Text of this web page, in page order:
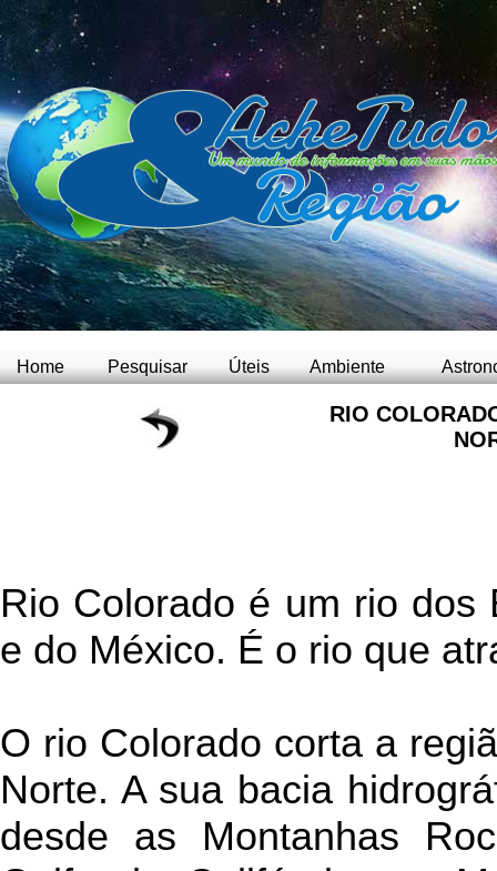
Home Pesquisar Úteis Ambiente
RIO
Rio Colorado é um rio dos
e do México. É o rio que
O rio Colorado corta a
Norte. A sua bacia
desde as Montanhas